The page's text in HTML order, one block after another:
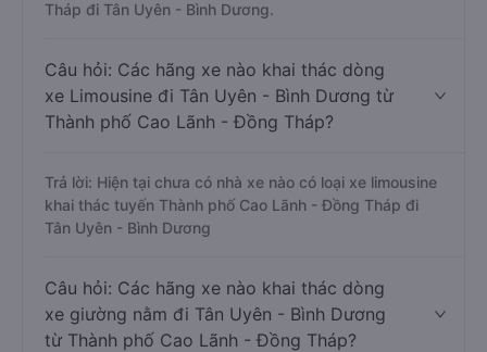
Tháp đi Tân Uyên - Bình Dương.
Câu hỏi: Các hãng xe nào khai thác dòng
xe Limousine đi Tân Uyên - Bình Dương từ
Thành phố Cao Lãnh - Đồng Tháp?
Trả lời: Hiện tại chưa có nhà xe nào có loại xe limousine
khai thác tuyến Thành phố Cao Lãnh - Đồng Tháp đi
Tân Uyên - Bình Dương
Câu hỏi: Các hãng xe nào khai thác dòng
xe giường nằm đi Tân Uyên - Bình Dương
từ Thành phố Cao Lãnh - Đồng Tháp?